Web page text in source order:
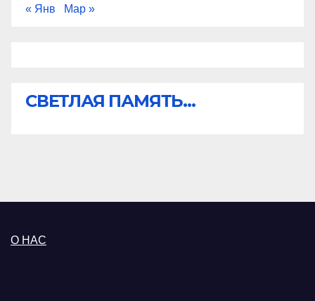
« Янв Мар »
СВЕТЛАЯ ПАМЯТЬ...
О НАС